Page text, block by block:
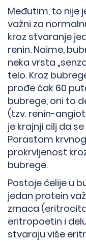
Međutim, to nije
važni za
kroz stvaranje
renin. Naime,
neka vrsta
telo. Kroz
prođe čak 60
bubrege, oni to
(tzv. renin-
je krajnji cilj da
Porastom
prokrvljenost
bubrege.
Postoje ćelije u
jedan protein
zrnaca
eritropoetin i
stvaraju više